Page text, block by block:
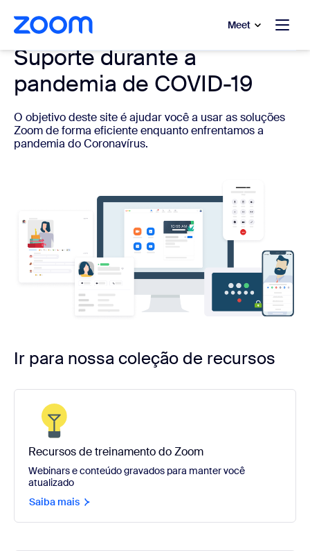
principal
chat de ajuda Meet
Suporte durante a
pandemia de COVID-19
O objetivo deste site é ajudar você a usar as soluções
Zoom de forma eficiente enquanto enfrentamos a
pandemia do Coronavírus.
Ir para nossa coleção de recursos
Recursos de treinamento do Zoom
Webinars e conteúdo gravados para manter você
atualizado
Saiba mais